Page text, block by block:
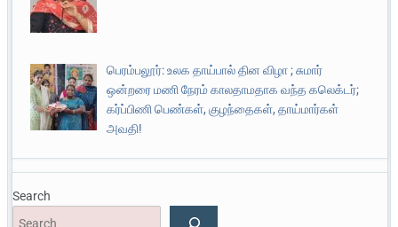
பெரம்பலூர்: உலக தாய்பால் தின விழா ; சுமார்
ஒன்றரை மணி நேரம் காலதாமதாக வந்த கலெக்டர்;
கர்ப்பிணி பெண்கள், குழந்தைகள், தாய்மார்கள்
அவதி!
Search